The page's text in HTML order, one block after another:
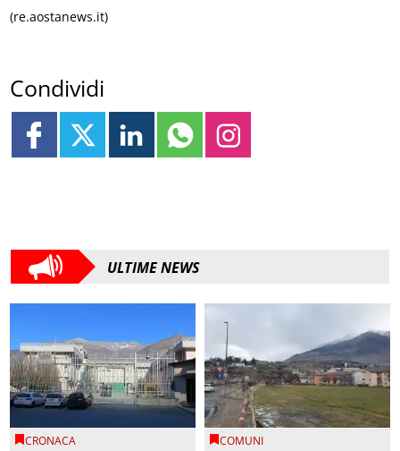
(re.aostanews.it)
Condividi
ULTIME NEWS
CRONACA COMUNI